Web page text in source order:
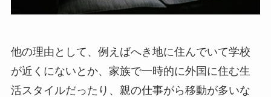
他の理由として、例えばへき地に住んでいて学校
が近くにないとか、家族で一時的に外国に住む生
活スタイルだったり、親の仕事がら移動が多いな